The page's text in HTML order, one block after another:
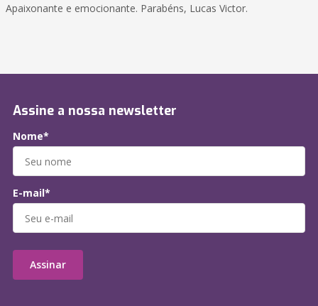
Apaixonante e emocionante. Parabéns, Lucas Victor.
Assine a nossa newsletter
Nome*
E-mail*
Assinar